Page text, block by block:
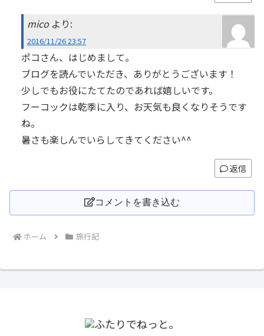
mico より:
2016/11/26 23:57
ポコさん、はじめまして。
ブログを読んでいただき、ありがとうございます！
少しでもお役にたてたのであれば嬉しいです。
フーコックは乾季に入り、お天気も良くなりそうです
ね。
暑さも楽しんでいらしてきてください^^
返信
コメントを書き込む
ホーム 旅行記